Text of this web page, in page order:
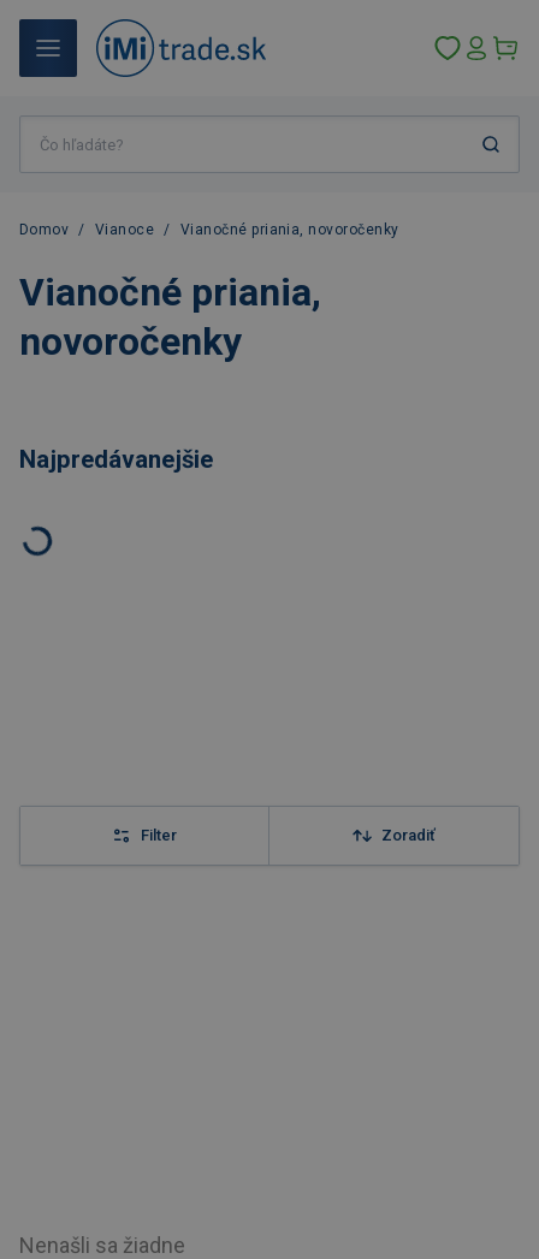
Domov / Vianoce / Vianočné priania, novoročenky
Vianočné priania,
novoročenky
Najpredávanejšie
Filter Zoradiť
Nenašli sa žiadne